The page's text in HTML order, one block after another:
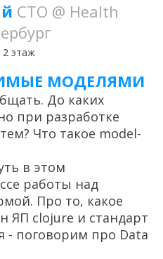
CTO @ Health
2 этаж
МОДЕЛЯМИ
До каких
при разработке
Что такое model-
в этом
работы над
Про то, какое
ЯП clojure и стандарт
- поговорим про Data